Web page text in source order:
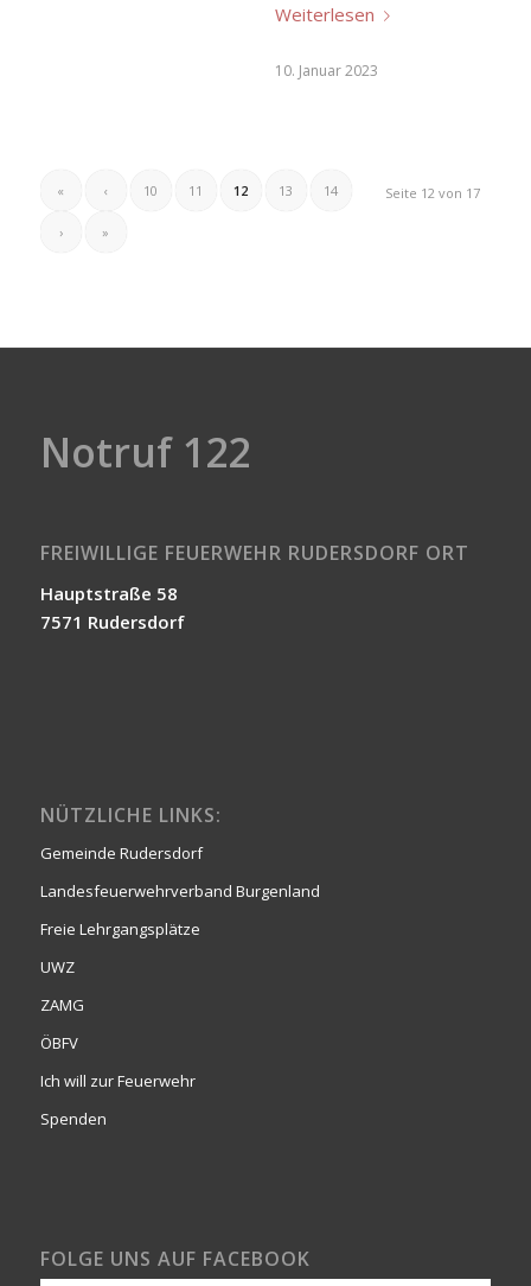
Weiterlesen
10. Januar 2023
Seite 12 von 17
« ‹ 10 11 12 13 14
› »
Notruf 122
FREIWILLIGE FEUERWEHR RUDERSDORF ORT
Hauptstraße 58
7571 Rudersdorf
NÜTZLICHE LINKS:
Gemeinde Rudersdorf
Landesfeuerwehrverband Burgenland
Freie Lehrgangsplätze
UWZ
ZAMG
ÖBFV
Ich will zur Feuerwehr
Spenden
FOLGE UNS AUF FACEBOOK